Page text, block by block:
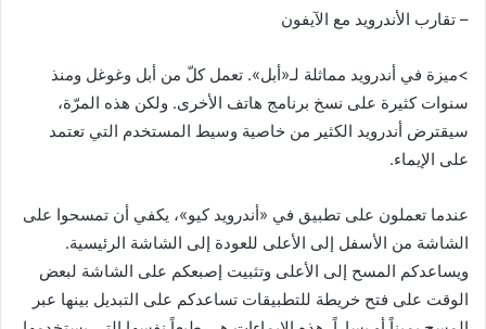
– تقارب الأندرويد مع الآيفون
>ميزة في أندرويد مماثلة لـ«أبل». تعمل كلّ من أبل وغوغل ومنذ
سنوات كثيرة على نسخ برنامج هاتف الأخرى. ولكن هذه المرّة،
سيقترض أندرويد الكثير من خاصية وسيط المستخدم التي تعتمد
على الإيماء.
عندما تعملون على تطبيق في «أندرويد كيو»، يكفي أن تمسحوا على
الشاشة من الأسفل إلى الأعلى للعودة إلى الشاشة الرئيسية.
ويساعدكم المسح إلى الأعلى وتثبيت إصبعكم على الشاشة لبعض
الوقت على فتح خريطة للتطبيقات تساعدكم على التبديل بينها عبر